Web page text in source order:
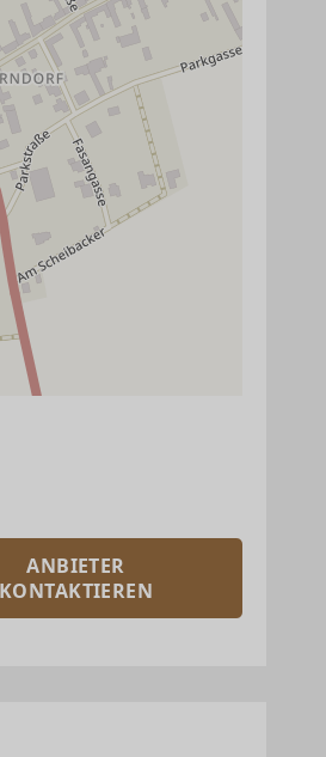
ANBIETER
KONTAKTIEREN